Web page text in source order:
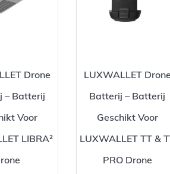
Drone
– Batterij
Voor
LIBRA²
LUXWALLET
Batterij – Batterij
Geschikt Voor
LUXWALLET TT &
PRO Drone